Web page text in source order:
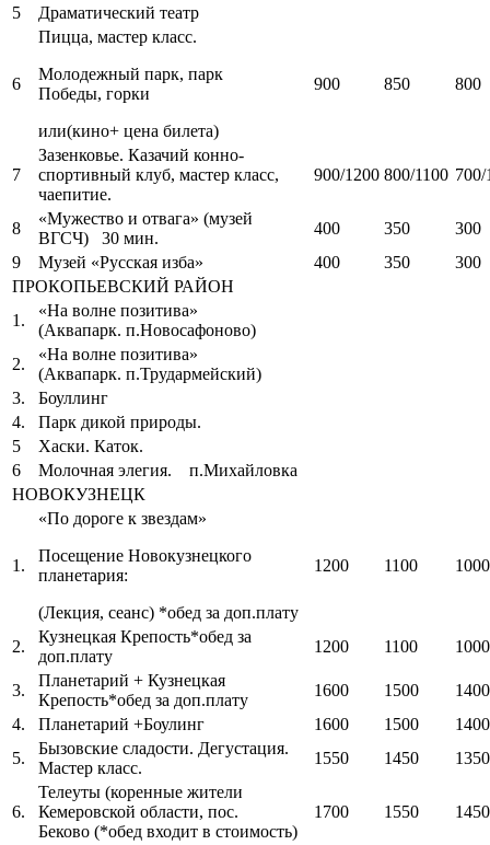
5
Драматический театр
6
Пицца, мастер класс.
Молодежный парк, парк
Победы, горки
или(кино+ цена билета)
900 850 800
7
Зазенковье. Казачий конно-
спортивный клуб, мастер класс,
чаепитие.
900/1200 800/1100 700/
8
«Мужество и отвага» (музей
ВГСЧ) 30 мин.
400 350
300
9
Музей «Русская изба» 400 350
300
ПРОКОПЬЕВСКИЙ РАЙОН
1.
«На волне позитива»
(Аквапарк. п.Новосафоново)
2.
«На волне позитива»
(Аквапарк. п.Трудармейский)
3.
Боуллинг
4.
Парк дикой природы.
5
Хаски. Каток.
6
Молочная элегия. п.Михайловка
НОВОКУЗНЕЦК
1.
«По дороге к звездам»
Посещение Новокузнецкого
планетария:
(Лекция, сеанс) *обед за доп.плату
1200 1100 1000
2.
Кузнецкая Крепость*обед за
доп.плату
1200 1100 1000
3.
Планетарий + Кузнецкая
Крепость*обед за доп.плату
1600 1500
1400
4.
Планетарий +Боулинг 1600 1500
1400
5.
Бызовские сладости. Дегустация.
Мастер класс.
1550 1450 1350
6.
Телеуты (коренные жители
Кемеровской области, пос.
Беково (*обед входит в стоимость)
1700 1550 1450